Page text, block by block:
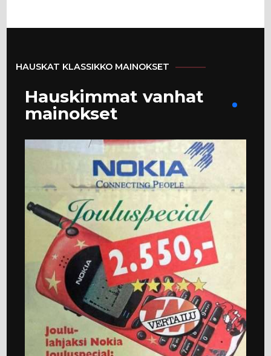
HAUSKAT KLASSIKKO MAINOKSET
Hauskimmat vanhat
mainokset